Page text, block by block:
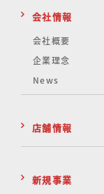
会社情報
会社概要
企業理念
News
店舗情報
新規事業